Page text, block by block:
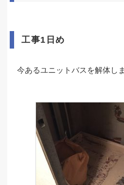
工事1日め
今あるユニットバスを解体し